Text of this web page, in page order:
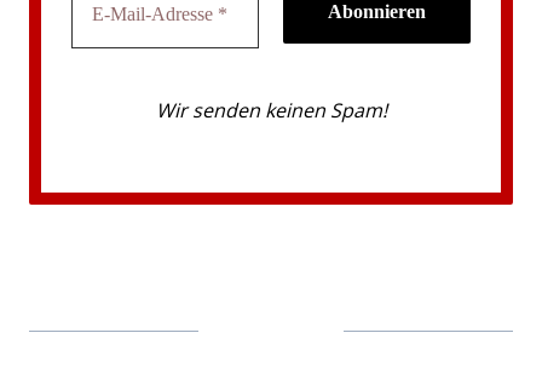
Wir senden keinen Spam!